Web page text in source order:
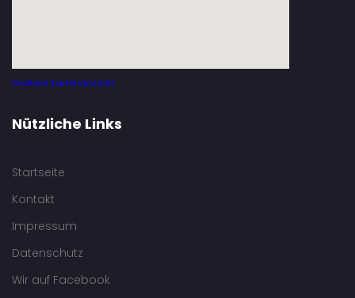
Größere Kartenansicht
Nützliche Links
Startseite
Kontakt
Impressum
Datenschutz
Wir auf Facebook